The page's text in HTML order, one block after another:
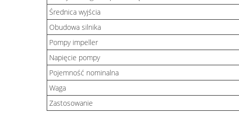
Średnica wyjścia
Obudowa silnika
Pompy impeller
Napięcie pompy
Pojemność nominalna
Waga
Zastosowanie